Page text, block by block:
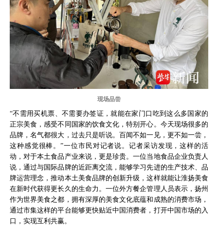
现场品尝
“不需用买机票、不需要办签证，就能在家门口吃到这么多国家的
正宗美食，感受不同国家的饮食文化，特别开心。今天现场很多的
品牌，名气都很大，过去只是听说。百闻不如一见，更不如一尝，
这种感觉很棒。”一位市民对记者说。记者采访发现，这样的活
动，对于本土食品产业来说，更是珍贵。一位当地食品企业负责人
说，通过与国际品牌的近距离交流，能够学习先进的生产技术、品
牌运营理念，推动本土美食品牌的创新升级，这样就能让淮扬美食
在新时代获得更长久的生命力。一位外方餐企管理人员表示，扬州
作为世界美食之都，拥有深厚的美食文化底蕴和成熟的消费市场，
通过市集这样的平台能够更快贴近中国消费者，打开中国市场的入
口，实现互利共赢。